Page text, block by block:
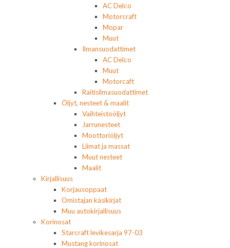
AC Delco
Motorcraft
Mopar
Muut
Ilmansuodattimet
AC Delco
Muut
Motorcaft
Raitisilmasuodattimet
Öljyt, nesteet & maalit
Vaihteistoöljyt
Jarrunesteet
Moottoriöljyt
Liimat ja massat
Muut nesteet
Maalit
Kirjallisuus
Korjausoppaat
Omistajan käsikirjat
Muu autokirjallisuus
Korinosat
Starcraft levikesarja 97-03
Mustang korinosat